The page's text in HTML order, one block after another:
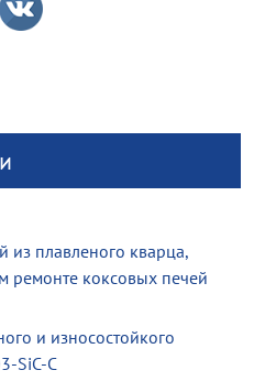
из плавленого кварца,
ремонте коксовых печей
и износостойкого
SiC-C